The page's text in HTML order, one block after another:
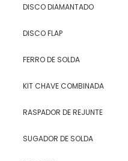
DISCO DIAMANTADO
DISCO FLAP
FERRO DE SOLDA
KIT CHAVE COMBINADA
RASPADOR DE REJUNTE
SUGADOR DE SOLDA